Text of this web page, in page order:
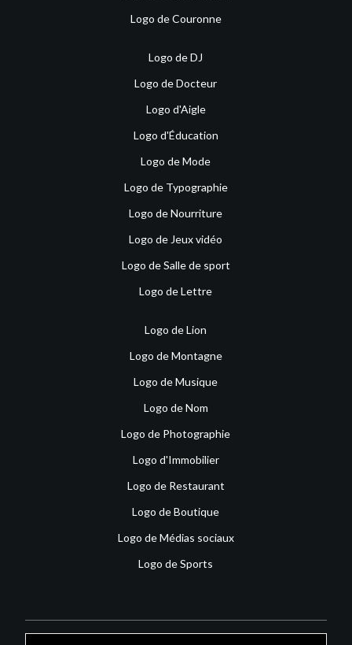
Logo de Couronne
Logo de DJ
Logo de Docteur
Logo d'Aigle
Logo d'Éducation
Logo de Mode
Logo de Typographie
Logo de Nourriture
Logo de Jeux vidéo
Logo de Salle de sport
Logo de Lettre
Logo de Lion
Logo de Montagne
Logo de Musique
Logo de Nom
Logo de Photographie
Logo d'Immobilier
Logo de Restaurant
Logo de Boutique
Logo de Médias sociaux
Logo de Sports